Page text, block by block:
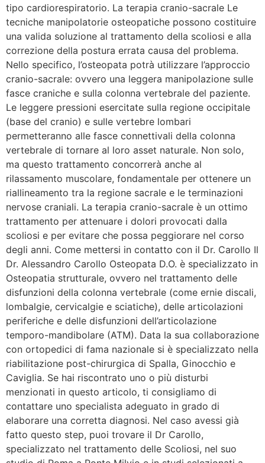
tipo cardiorespiratorio. La terapia cranio-sacrale Le
tecniche manipolatorie osteopatiche possono costituire
una valida soluzione al trattamento della scoliosi e alla
correzione della postura errata causa del problema.
Nello specifico, l’osteopata potrà utilizzare l’approccio
cranio-sacrale: ovvero una leggera manipolazione sulle
fasce craniche e sulla colonna vertebrale del paziente.
Le leggere pressioni esercitate sulla regione occipitale
(base del cranio) e sulle vertebre lombari
permetteranno alle fasce connettivali della colonna
vertebrale di tornare al loro asset naturale. Non solo,
ma questo trattamento concorrerà anche al
rilassamento muscolare, fondamentale per ottenere un
riallineamento tra la regione sacrale e le terminazioni
nervose craniali. La terapia cranio-sacrale è un ottimo
trattamento per attenuare i dolori provocati dalla
scoliosi e per evitare che possa peggiorare nel corso
degli anni. Come mettersi in contatto con il Dr. Carollo Il
Dr. Alessandro Carollo Osteopata D.O. è specializzato in
Osteopatia strutturale, ovvero nel trattamento delle
disfunzioni della colonna vertebrale (come ernie discali,
lombalgie, cervicalgie e sciatiche), delle articolazioni
periferiche e delle disfunzioni dell’articolazione
temporo-mandibolare (ATM). Data la sua collaborazione
con ortopedici di fama nazionale si è specializzato nella
riabilitazione post-chirurgica di Spalla, Ginocchio e
Caviglia. Se hai riscontrato uno o più disturbi
menzionati in questo articolo, ti consigliamo di
contattare uno specialista adeguato in grado di
elaborare una corretta diagnosi. Nel caso avessi già
fatto questo step, puoi trovare il Dr Carollo,
specializzato nel trattamento delle Scoliosi, nel suo